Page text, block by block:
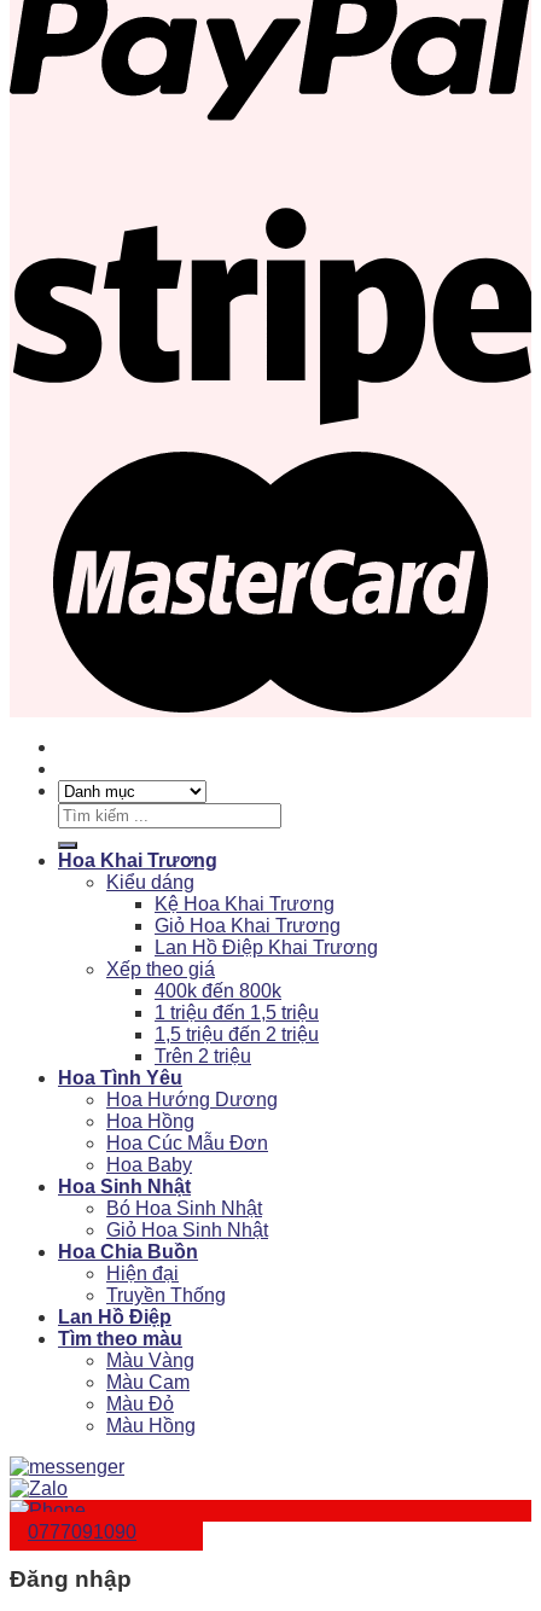
Tìm
kiếm:
Hoa Khai Trương
Kiểu dáng
Kệ Hoa Khai Trương
Giỏ Hoa Khai Trương
Lan Hồ Điệp Khai Trương
Xếp theo giá
400k đến 800k
1 triệu đến 1,5 triệu
1,5 triệu đến 2 triệu
Trên 2 triệu
Hoa Tình Yêu
Hoa Hướng Dương
Hoa Hồng
Hoa Cúc Mẫu Đơn
Hoa Baby
Hoa Sinh Nhật
Bó Hoa Sinh Nhật
Giỏ Hoa Sinh Nhật
Hoa Chia Buồn
Hiện đại
Truyền Thống
Lan Hồ Điệp
Tìm theo màu
Màu Vàng
Màu Cam
Màu Đỏ
Màu Hồng
0777091090
Đăng nhập